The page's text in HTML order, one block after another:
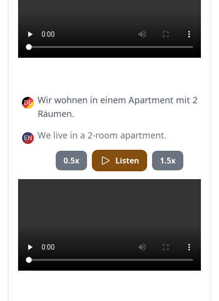
Wir wohnen in einem Apartment mit 2
Räumen.
We live in a 2-room apartment.
0.5x Listen 1.5x